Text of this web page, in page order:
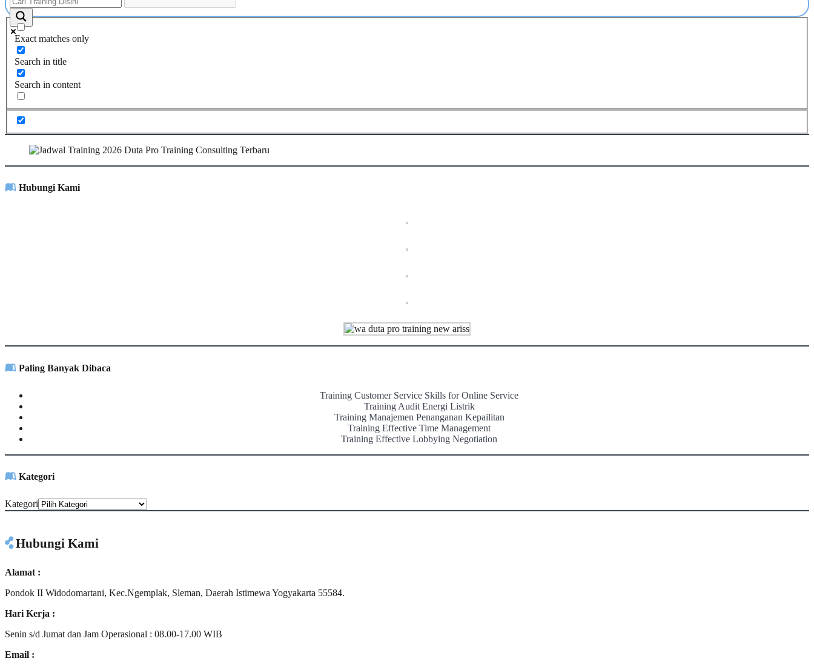
Exact matches only
Search in title
Search in content
Hubungi Kami
Paling Banyak Dibaca
Training Customer Service Skills for Online Service
Training Audit Energi Listrik
Training Manajemen Penanganan Kepailitan
Training Effective Time Management
Training Effective Lobbying Negotiation
Kategori
Kategori
Hubungi Kami
Alamat :
Pondok II Widodomartani, Kec.Ngemplak, Sleman, Daerah Istimewa Yogyakarta 55584.
Hari Kerja :
Senin s/d Jumat dan Jam Operasional : 08.00-17.00 WIB
Email :